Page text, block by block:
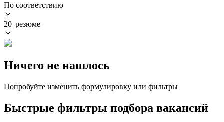
По соответствию
20 резюме
Ничего не нашлось
Попробуйте изменить формулировку или фильтры
Быстрые фильтры подбора вакансий